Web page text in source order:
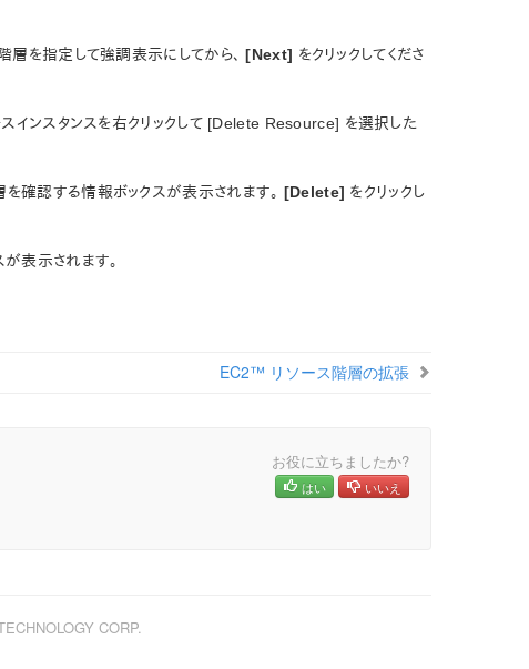
層を指定して強調表示にしてから、[Next] をクリックしてくださ
インスタンスを右クリックして [Delete Resource] を選択した
確認する情報ボックスが表示されます。 [Delete] をクリックし
表示されます。
EC2™ リソース階層の拡張
お役に立ちましたか?
はい いいえ
CORP.